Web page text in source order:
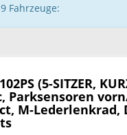
9Fahrzeuge:
(5-SITZER,
Parksensoren
M-Lederlenkrad,